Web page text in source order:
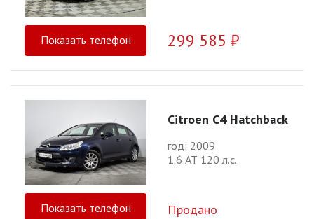
Показать телефон 299 585 ₽
Citroen C4 Hatchback
год: 2009
1.6 АТ 120 л.с.
Показать телефон Продано